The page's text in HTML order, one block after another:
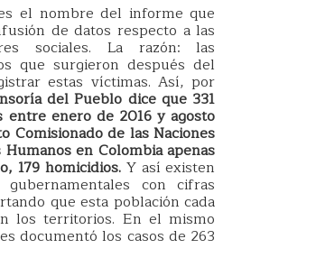
el nombre del informe que
de datos respecto a las
sociales. La razón: las
que surgieron después del
estas víctimas. Así, por
del Pueblo dice que 331
enero de 2016 y agosto
Comisionado de las Naciones
en Colombia apenas
179 homicidios.Y así existen
con cifras
que esta población cada
los territorios. En el mismo
documentó los casos de 263